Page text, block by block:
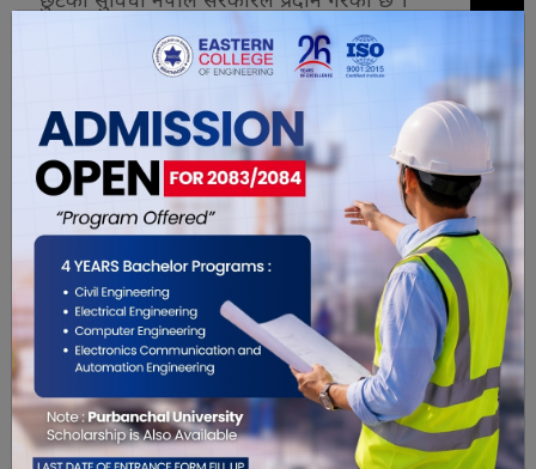
शहरी विकास तथा भवन निर्माण विभाग डिभिजन कार्यालय
मोरङले गत २९ मंसिरमै नेपालतर्फ निर्माण हुने आइसीपीका
लागि आवश्यक जग्गा भारतीय पक्षलाई हस्तान्तर गरेको
थियो । (अनलाइन खबर)
यो खबर पढेर तपाईलाई कस्तो महसुस
भयो ?